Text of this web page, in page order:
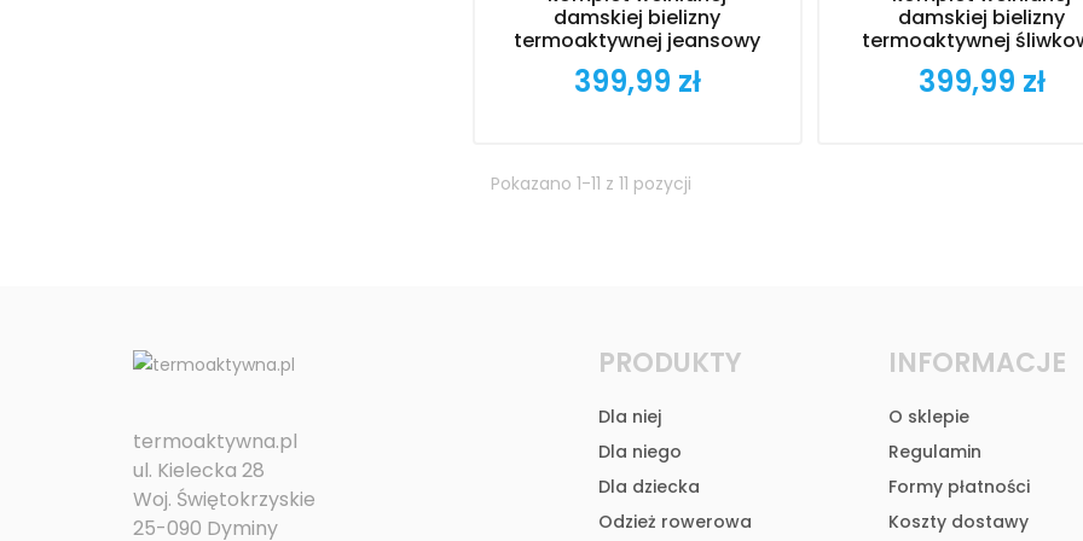
damskiej bielizny
termoaktywnej jeansowy
Cena
399,99 zł
damskiej bielizny
termoaktywnej
Cena
399,99 zł
Pokazano 1-11 z 11 pozycji
termoaktywna.pl
ul. Kielecka 28
Woj. Świętokrzyskie
25-090 Dyminy
PRODUKTY
Dla niej
Dla niego
Dla dziecka
Odzież rowerowa
INFORMACJE
O sklepie
Regulamin
Formy płatności
Koszty dostawy